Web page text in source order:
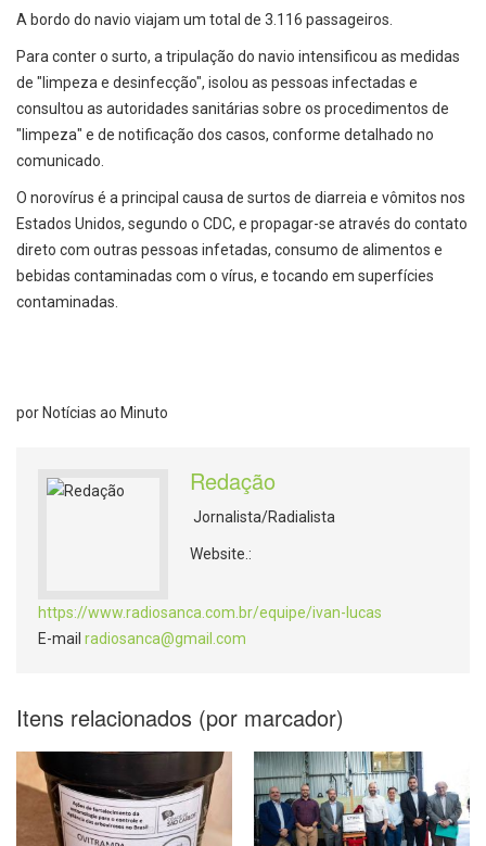
A bordo do navio viajam um total de 3.116 passageiros.
Para conter o surto, a tripulação do navio intensificou as medidas
de "limpeza e desinfecção", isolou as pessoas infectadas e
consultou as autoridades sanitárias sobre os procedimentos de
"limpeza" e de notificação dos casos, conforme detalhado no
comunicado.
O norovírus é a principal causa de surtos de diarreia e vômitos nos
Estados Unidos, segundo o CDC, e propagar-se através do contato
direto com outras pessoas infetadas, consumo de alimentos e
bebidas contaminadas com o vírus, e tocando em superfícies
contaminadas.
por Notícias ao Minuto
Redação
Jornalista/Radialista
Website.:
https://www.radiosanca.com.br/equipe/ivan-lucas
E-mail radiosanca@gmail.com
Itens relacionados (por marcador)